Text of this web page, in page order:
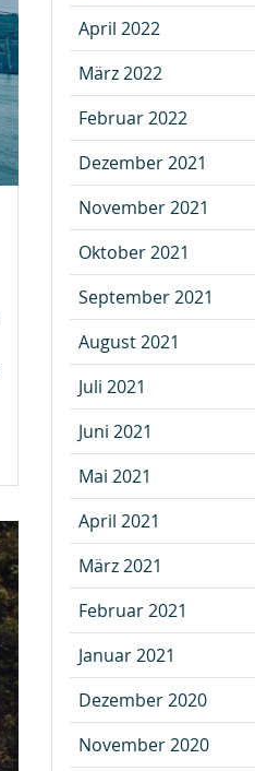
April 2022
März 2022
Februar 2022
Dezember 2021
November 2021
Oktober 2021
September 2021
August 2021
Juli 2021
Juni 2021
Mai 2021
April 2021
März 2021
Februar 2021
Januar 2021
Dezember 2020
November 2020